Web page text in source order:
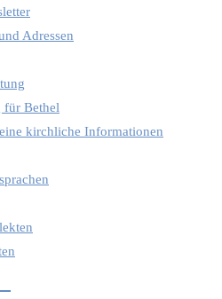
Adressen
für Bethel
kirchliche Informationen